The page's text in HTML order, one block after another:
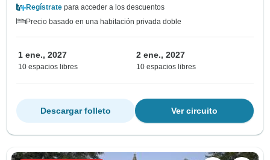
Regístrate para acceder a los descuentos
Precio basado en una habitación privada doble
1 ene., 2027
10 espacios libres
2 ene., 2027
10 espacios libres
Ver circuito
Descargar folleto